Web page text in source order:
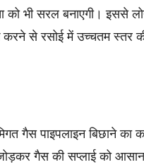
भी सरल बनाएगी। इससे
से रसोई में उच्चतम स्तर की
गैस पाइपलाइन बिछाने का
गैस की सप्लाई को